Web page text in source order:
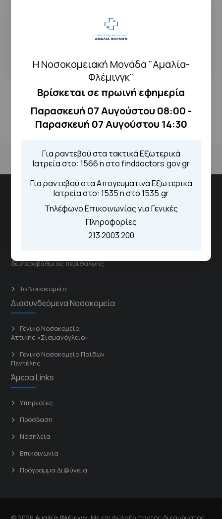
Η Νοσοκομειακή Μονάδα "Αμαλία-
Φλέμινγκ"
Βρίσκεται σε πρωινή εφημερία
Παρασκευή 07 Αυγούστου 08:00 -
Παρασκευή 07 Αυγούστου 14:30
Για ραντεβού στα τακτικά Εξωτερικά
Ιατρεία στο: 1566 η στο finddoctors.gov.gr
Για ραντεβού στα Απογευματινά Εξωτερικά
Ιατρεία στο: 1535 η στο 1535.gr
Τηλέφωνο Επικοινωνίας για Γενικές
Πληροφορίες
213 2003 200
Νοσοκομειακή Μονάδα "Αμαλία Φλέμιγκ"
Το νοσοκομείο αποτελεί έναν δυναμικό και ουσιαστικό
πυλώνα του Εθνικού Συστήματος Υγείας, παρέχοντας
δευτεροβάθμιας περίθαλψης.
Το Νοσοκομείο
Διασυνδεόμενα Νοσοκομεία
Γενικό Νοσοκομείο
Αττικής «Σισμανόγλειο»
Γενικό Νοσοκομείο Παίδων
Πεντέλης
Άμεσα Links
Υπηρεσίες
Πρόσβαση
Νοσηλεία
Επικοινωνία
Πρόγραμμα Δι@ύγεια